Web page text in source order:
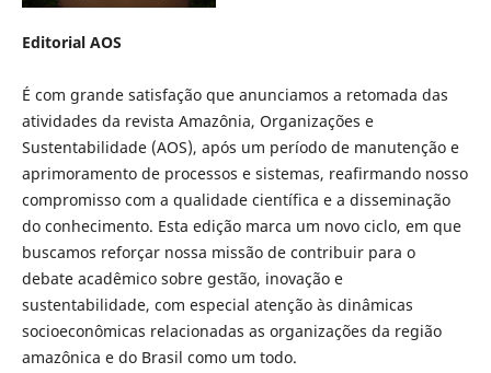
Editorial AOS
É com grande satisfação que anunciamos a retomada das
atividades da revista Amazônia, Organizações e
Sustentabilidade (AOS), após um período de manutenção e
aprimoramento de processos e sistemas, reafirmando nosso
compromisso com a qualidade científica e a disseminação
do conhecimento. Esta edição marca um novo ciclo, em que
buscamos reforçar nossa missão de contribuir para o
debate acadêmico sobre gestão, inovação e
sustentabilidade, com especial atenção às dinâmicas
socioeconômicas relacionadas as organizações da região
amazônica e do Brasil como um todo.